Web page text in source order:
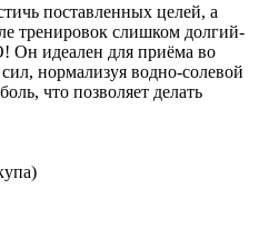
поставленных целей, а
тренировок слишком долгий-
Он идеален для приёма во
нормализуя водно-солевой
что позволяет делать